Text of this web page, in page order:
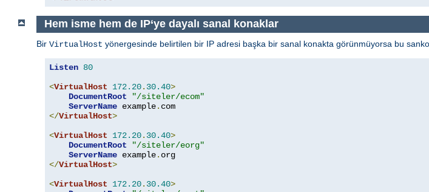
Hem isme hem de IP‘ye dayalı sanal konaklar
Bir VirtualHost yönergesinde belirtilen bir IP adresi başka bir sanal konakta görünmüyorsa bu
Listen 80
<VirtualHost 172.20. 30.40>
DocumentRoot
"/siteler/ecom"
ServerName example.
</VirtualHost>
<VirtualHost 172.20. 30.40>
DocumentRoot
"/siteler/eorg"
ServerName example.
</VirtualHost>
<VirtualHost 172.20. 30.40>